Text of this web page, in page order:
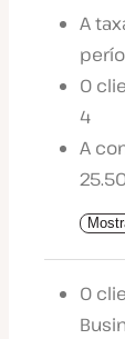
A
O
4
A
O